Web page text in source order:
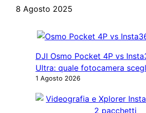
8 Agosto 2025
DJI Osmo Pocket 4P vs
Ultra: quale fotocamera
1 Agosto 2026